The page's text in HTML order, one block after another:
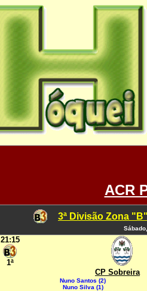
ACR
3ª Divisão Zona
21:15
1ª
CP Sobreira
Nuno Santos (2)
Nuno Silva (1)